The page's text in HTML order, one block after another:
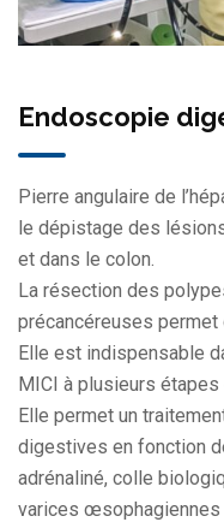
Endoscopie
Pierre angulaire de
le dépistage des
et dans le colon.
La résection des
précancéreuses
Elle est indispensable
MICI à plusieurs
Elle permet un
digestives en fonction
adrénaliné, colle
varices œsophagiennes